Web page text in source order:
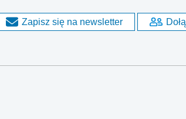
Zapisz się na newsletter